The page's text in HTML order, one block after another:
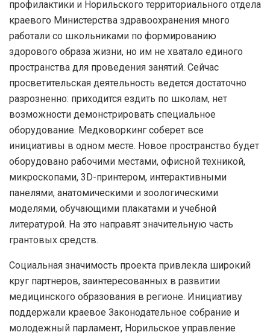
профилактики и Норильского территориального отдела
краевого Министерства здравоохранения много
работали со школьниками по формированию
здорового образа жизни, но им не хватало единого
пространства для проведения занятий. Сейчас
просветительская деятельность ведется достаточно
разрозненно: приходится ездить по школам, нет
возможности демонстрировать специальное
оборудование. Медковоркинг соберет все
инициативы в одном месте. Новое пространство будет
оборудовано рабочими местами, офисной техникой,
микроскопами, 3D-принтером, интерактивными
панелями, анатомическими и зоологическими
моделями, обучающими плакатами и учебной
литературой. На это направят значительную часть
грантовых средств.
Социальная значимость проекта привлекла широкий
круг партнеров, заинтересованных в развитии
медицинского образования в регионе. Инициативу
поддержали краевое Законодательное собрание и
молодежный парламент, Норильское управление